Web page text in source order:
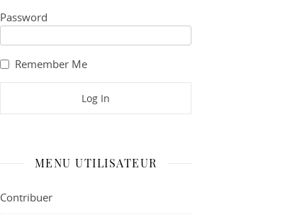
Password
Remember Me
MENU UTILISATEUR
Contribuer